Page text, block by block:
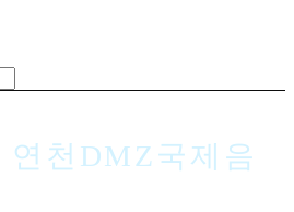
연천DMZ국제음